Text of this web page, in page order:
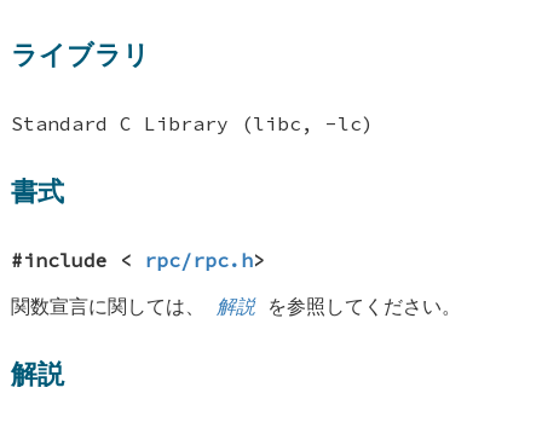
ライブラリ
Standard C Library (libc, -lc)
書式
#include < rpc/rpc.h>
関数宣言に関しては、 解説を参照してください。
解説